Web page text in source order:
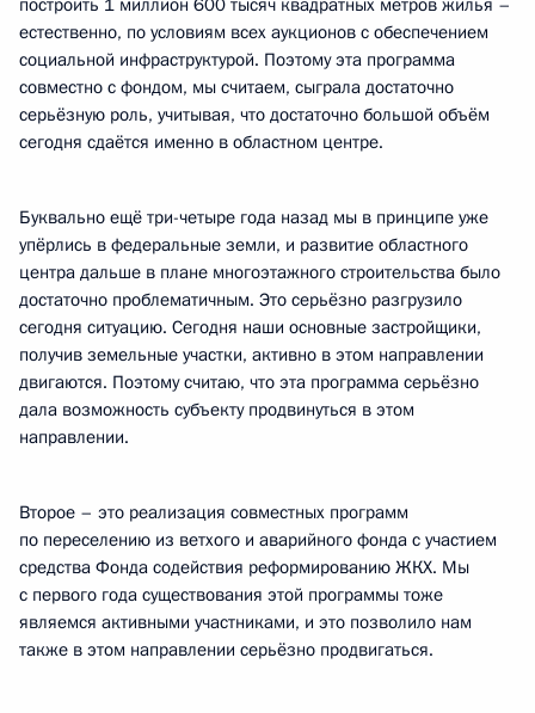
построить 1 миллион 600 тысяч квадратных метров жилья –
естественно, по условиям всех аукционов с обеспечением
социальной инфраструктурой. Поэтому эта программа
совместно с фондом, мы считаем, сыграла достаточно
серьёзную роль, учитывая, что достаточно большой объём
сегодня сдаётся именно в областном центре.
Буквально ещё три-четыре года назад мы в принципе уже
упёрлись в федеральные земли, и развитие областного
центра дальше в плане многоэтажного строительства было
достаточно проблематичным. Это серьёзно разгрузило
сегодня ситуацию. Сегодня наши основные застройщики,
получив земельные участки, активно в этом направлении
двигаются. Поэтому считаю, что эта программа серьёзно
дала возможность субъекту продвинуться в этом
направлении.
Второе – это реализация совместных программ
по переселению из ветхого и аварийного фонда с участием
средства Фонда содействия реформированию ЖКХ. Мы
с первого года существования этой программы тоже
являемся активными участниками, и это позволило нам
также в этом направлении серьёзно продвигаться.